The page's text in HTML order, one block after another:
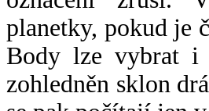
planetky, pokud je
Body lze vybrat i
zohledněn sklon